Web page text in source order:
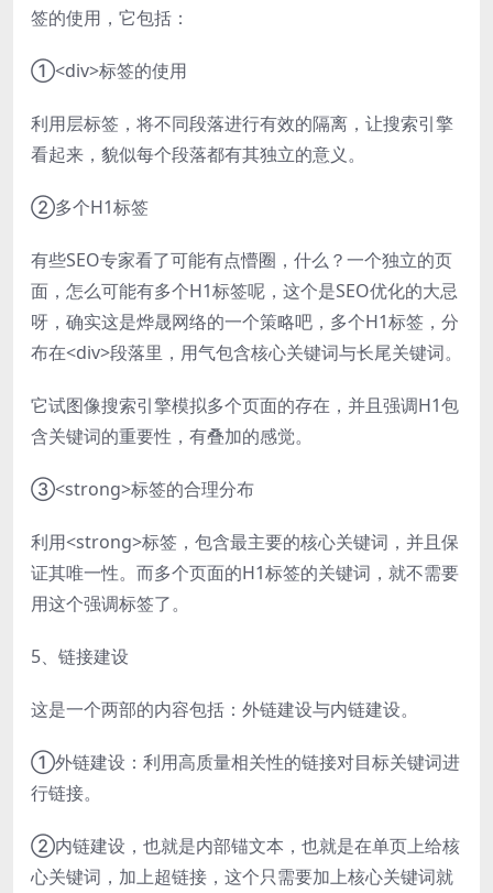
签的使用，它包括：
①<div>标签的使用
利用层标签，将不同段落进行有效的隔离，让搜索引擎
看起来，貌似每个段落都有其独立的意义。
②多个H1标签
有些SEO专家看了可能有点懵圈，什么？一个独立的页
面，怎么可能有多个H1标签呢，这个是SEO优化的大忌
呀，确实这是烨晟网络的一个策略吧，多个H1标签，分
布在<div>段落里，用气包含核心关键词与长尾关键词。
它试图像搜索引擎模拟多个页面的存在，并且强调H1包
含关键词的重要性，有叠加的感觉。
③<strong>标签的合理分布
利用<strong>标签，包含最主要的核心关键词，并且保
证其唯一性。而多个页面的H1标签的关键词，就不需要
用这个强调标签了。
5、链接建设
这是一个两部的内容包括：外链建设与内链建设。
①外链建设：利用高质量相关性的链接对目标关键词进
行链接。
②内链建设，也就是内部锚文本，也就是在单页上给核
心关键词，加上超链接，这个只需要加上核心关键词就